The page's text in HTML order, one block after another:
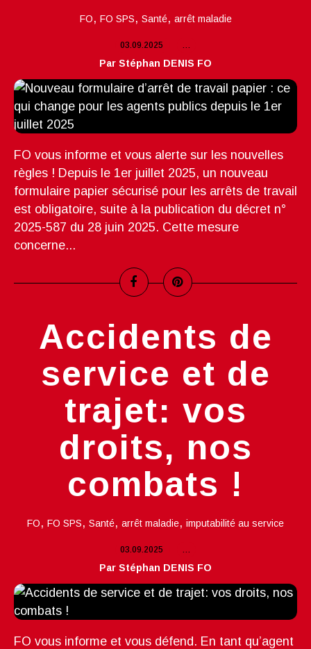
FO, FO SPS, Santé, arrêt maladie
03.09.2025 …
Par Stéphan DENIS FO
FO vous informe et vous alerte sur les nouvelles
règles ! Depuis le 1er juillet 2025, un nouveau
formulaire papier sécurisé pour les arrêts de travail
est obligatoire, suite à la publication du décret n°
2025-587 du 28 juin 2025. Cette mesure
concerne...
Accidents de
service et de
trajet: vos
droits, nos
combats !
FO, FO SPS, Santé, arrêt maladie, imputabilité au service
03.09.2025 …
Par Stéphan DENIS FO
FO vous informe et vous défend. En tant qu’agent